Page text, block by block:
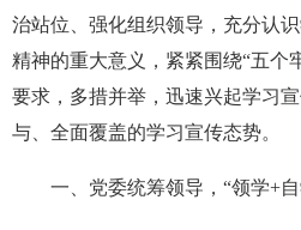
治站位、强化组织领导，充分认
精神的重大意义，紧紧围绕“五个
要求，多措并举，迅速兴起学习
与、全面覆盖的学习宣传态势。
一、 党委统筹领导，“领学+